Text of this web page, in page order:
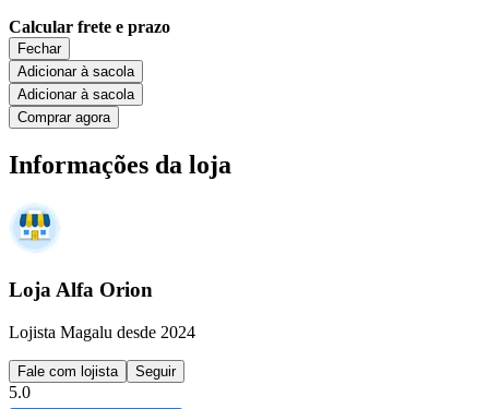
Calcular frete e prazo
Fechar
Adicionar à sacola
Adicionar à sacola
Comprar agora
Informações da loja
Loja Alfa Orion
Lojista Magalu desde 2024
Fale com lojista Seguir
5.0